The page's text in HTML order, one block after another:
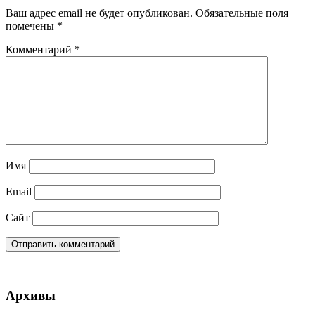
Ваш адрес email не будет опубликован. Обязательные поля
помечены *
Комментарий *
Имя
Email
Сайт
Архивы